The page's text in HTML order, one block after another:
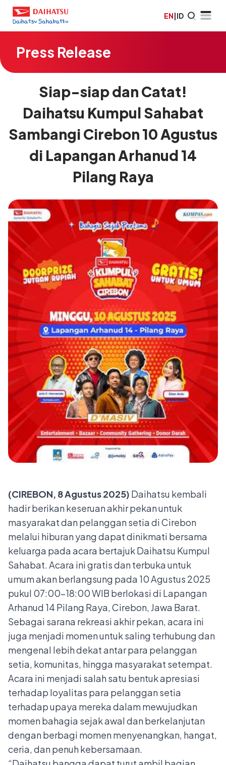
EN|ID
Press Release
Siap-siap dan Catat!
Daihatsu Kumpul Sahabat
Sambangi Cirebon 10 Agustus
di Lapangan Arhanud 14
Pilang Raya
(CIREBON, 8 Agustus 2025) Daihatsu kembali
hadir berikan keseruan akhir pekan untuk
masyarakat dan pelanggan setia di Cirebon
melalui hiburan yang dapat dinikmati bersama
keluarga pada acara bertajuk Daihatsu Kumpul
Sahabat. Acara ini gratis dan terbuka untuk
umum akan berlangsung pada 10 Agustus 2025
pukul 07:00–18:00 WIB berlokasi di Lapangan
Arhanud 14 Pilang Raya, Cirebon, Jawa Barat.
Sebagai sarana rekreasi akhir pekan, acara ini
juga menjadi momen untuk saling terhubung dan
mengenal lebih dekat antar para pelanggan
setia, komunitas, hingga masyarakat setempat.
Acara ini menjadi salah satu bentuk apresiasi
terhadap loyalitas para pelanggan setia
terhadap upaya mereka dalam mewujudkan
momen bahagia sejak awal dan berkelanjutan
dengan berbagi momen menyenangkan, hangat,
ceria, dan penuh kebersamaan.